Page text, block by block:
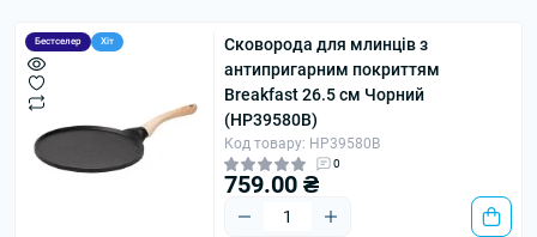
Бестселер Хіт
Сковорода для млинців з
антипригарним покриттям
Breakfast 26.5 см Чорний
(HP39580B)
Код товару: HP39580B
0
759.00 ₴